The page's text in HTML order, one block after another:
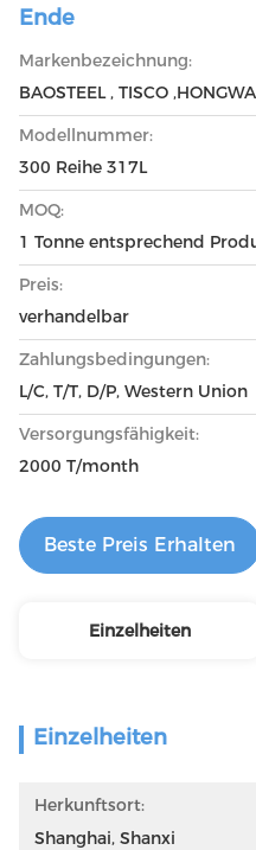
Ende
Markenbezeichnung:
BAOSTEEL , TISCO
Modellnummer:
300 Reihe 317L
MOQ:
1 Tonne entsprechend
Preis:
verhandelbar
Zahlungsbedingungen:
L/C, T/T, D/P, Western Union
Versorgungsfähigkeit:
2000 T/month
Beste Preis Erhalten
Einzelheiten
Einzelheiten
Herkunftsort:
Shanghai, Shanxi